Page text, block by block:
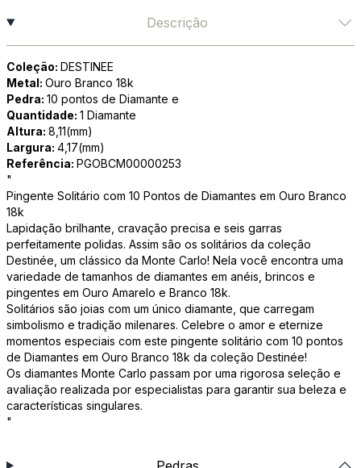
Descrição
Coleção: DESTINEE
Metal: Ouro Branco 18k
Pedra: 10 pontos de Diamante e
Quantidade: 1 Diamante
Altura: 8,11(mm)
Largura: 4,17(mm)
Referência: PGOBCM00000253
"
Pingente Solitário com 10 Pontos de Diamantes em Ouro Branco
18k
Lapidação brilhante, cravação precisa e seis garras
perfeitamente polidas. Assim são os solitários da coleção
Destinée, um clássico da Monte Carlo! Nela você encontra uma
variedade de tamanhos de diamantes em anéis, brincos e
pingentes em Ouro Amarelo e Branco 18k.
Solitários são joias com um único diamante, que carregam
simbolismo e tradição milenares. Celebre o amor e eternize
momentos especiais com este pingente solitário com 10 pontos
de Diamantes em Ouro Branco 18k da coleção Destinée!
Os diamantes Monte Carlo passam por uma rigorosa seleção e
avaliação realizada por especialistas para garantir sua beleza e
características singulares.
"